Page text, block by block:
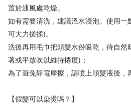
置於通風處乾燥。
如有需要清洗，建議溫水浸泡。使用一
可大力搓揉)。
洗後再用毛巾把頭髮水份吸乾，待自
著或平放吹以維持捲度)；
為了避免靜電摩擦，請噴上順髮液後，
【假髮可以染燙嗎？】